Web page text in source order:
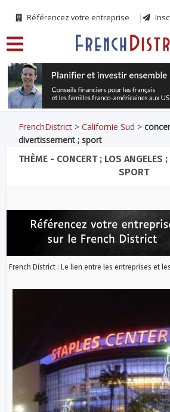
Référencez votre entreprise
FrenchDistrict >Californie Sud >
divertissement ; sport
THÈME - CONCERT ; LOS ANGELES
SPORT
French District : Le lien entre les entreprises et